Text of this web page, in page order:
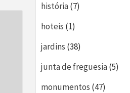
história(7)
hoteis (1)
jardins (38)
junta de freguesia(5)
monumentos (47)